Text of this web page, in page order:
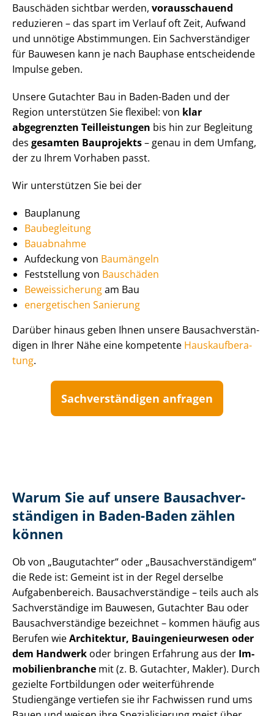
Bauschäden sichtbar werden, vorausschauend
reduzieren – das spart im Verlauf oft Zeit, Aufwand
und unnötige Abstimmungen. Ein Sach­ver­stän­di­ger
für Bauwesen kann je nach Bauphase entscheidende
Impulse geben.
Unsere Gutachter Bau in Baden-Baden und der
Region unterstützen Sie flexibel: von klar
abgegrenzten Teilleistungen bis hin zur Begleitung
des gesamten Bauprojekts– genau in dem Umfang,
der zu Ihrem Vorhaben passt.
Wir unterstützen Sie bei der
Bauplanung
Baubegleitung
Bauabnahme
Aufdeckung von Baumängeln
Feststellung von Bauschäden
Beweissicherungam Bau
energetischen Sanierung
Darüber hinaus geben Ihnen unsere Bau­sach­ver­stän­
di­gen in Ihrer Nähe eine kompetente Haus­kauf­be­ra­
tung.
Sach­ver­stän­di­gen anfragen
Warum Sie auf unsere Bau­sach­ver­
stän­di­gen in Baden-Baden zählen
können
Ob von „Baugutachter“ oder „Bau­sach­ver­stän­di­gem“
die Rede ist: Gemeint ist in der Regel derselbe
Aufgabenbereich. Bau­sach­ver­stän­di­ge – teils auch als
Sachverständige im Bauwesen, Gutachter Bau oder
Bau­sach­ver­stän­di­ge bezeichnet – kommen häufig aus
Berufen wieArchitektur, Bau­in­ge­nieur­we­sen oder
dem Handwerk oder bringen Erfahrung aus der Im­
mo­bi­li­en­bran­che mit (z. B. Gutachter, Makler). Durch
gezielte Fortbildungen oder weiterführende
Studiengänge vertiefen sie ihr Fachwissen rund ums